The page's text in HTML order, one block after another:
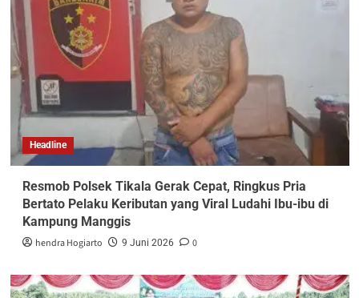
Headline
Resmob Polsek Tikala Gerak Cepat, Ringkus Pria
Bertato Pelaku Keributan yang Viral Ludahi Ibu-ibu di
Kampung Manggis
hendra Hogiarto 9 Juni 2026 0